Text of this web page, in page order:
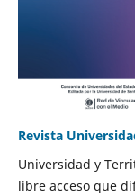
Revista
Universidad y
libre acceso que